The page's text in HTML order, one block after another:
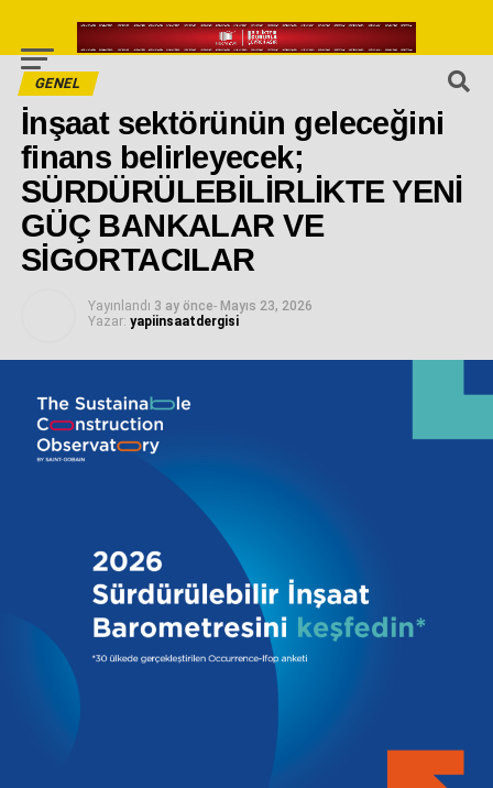
GENEL
İnşaat sektörünün geleceğini
finans belirleyecek;
SÜRDÜRÜLEBİLİRLİKTE YENİ
GÜÇ BANKALAR VE
SİGORTACILAR
Yayınlandı 3 ay önce- Mayıs 23, 2026
Yazar: yapiinsaatdergisi